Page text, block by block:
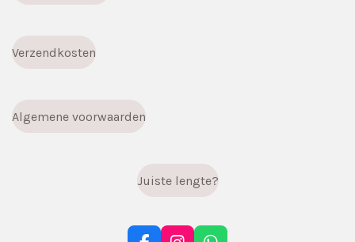
Verzendkosten
Algemene voorwaarden
Juiste lengte?